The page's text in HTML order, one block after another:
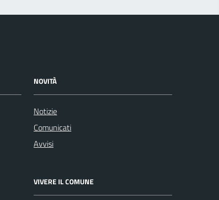
NOVITÀ
Notizie
Comunicati
Avvisi
VIVERE IL COMUNE